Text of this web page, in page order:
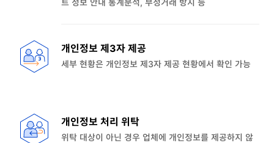
트 정보 안내 통계분석, 부정거래 방지 등
개인정보 제3자 제공
세부 현황은 개인정보 제3자 제공 현황에서 확인 가능
개인정보 처리 위탁
위탁 대상이 아닌 경우 업체에 개인정보를 제공하지 않